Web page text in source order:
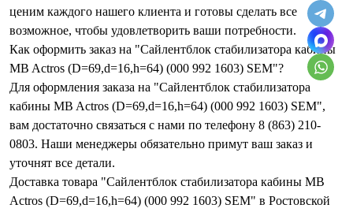
ценим каждого нашего клиента и готовы сделать все
возможное, чтобы удовлетворить ваши потребности.
Как оформить заказ на "Сайлентблок стабилизатора кабины
MB Actros (D=69,d=16,h=64) (000 992 1603) SEM"?
Для оформления заказа на "Сайлентблок стабилизатора
кабины MB Actros (D=69,d=16,h=64) (000 992 1603) SEM",
вам достаточно связаться с нами по телефону 8 (863) 210-
0803. Наши менеджеры обязательно примут ваш заказ и
уточнят все детали.
Доставка товара "Сайлентблок стабилизатора кабины MB
Actros (D=69,d=16,h=64) (000 992 1603) SEM" в Ростовской